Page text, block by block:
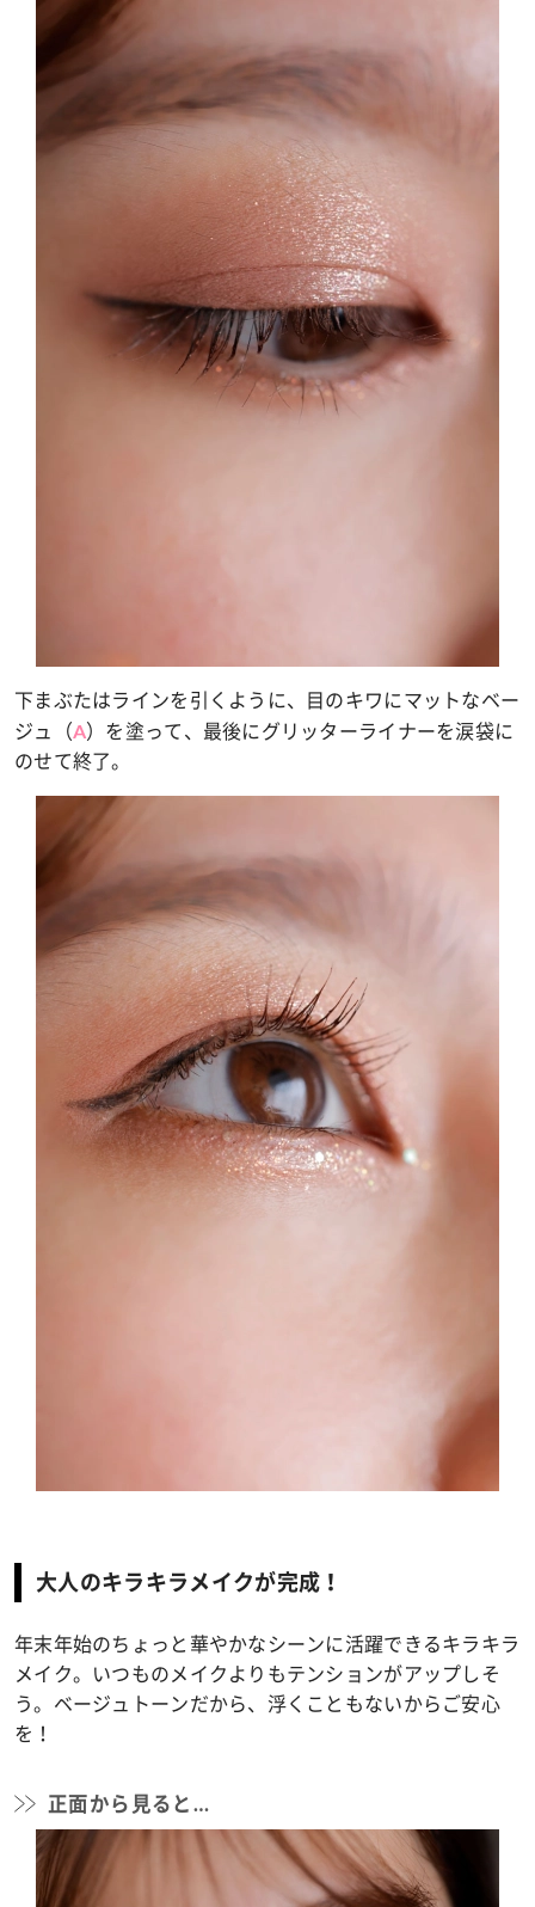
下まぶたはラインを引くように、目のキワにマットなベー
ジュ（A）を塗って、最後にグリッターライナーを涙袋に
のせて終了。
大人のキラキラメイクが完成！
年末年始のちょっと華やかなシーンに活躍できるキラキラ
メイク。いつものメイクよりもテンションがアップしそ
う。ベージュトーンだから、浮くこともないからご安心
を！
正面から見ると…